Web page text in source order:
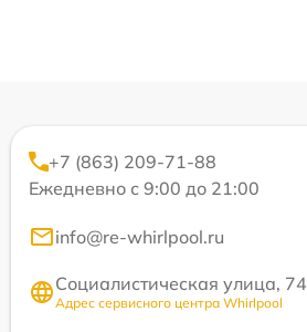
+7 (863) 209-71-88
Ежедневно с 9:00 до 21:00
info@re-whirlpool.ru
Социалистическая улица, 74
Адрес сервисного центра Whirlpool